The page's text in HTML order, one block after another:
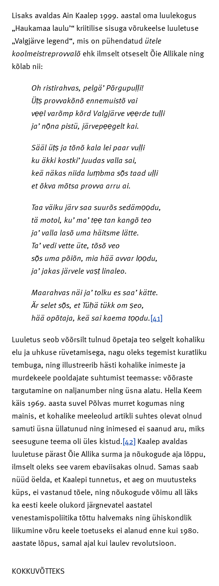
Lisaks avaldas Ain Kaalep 1999. aastal oma luulekogus
„Haukamaa laulu’“ kriitilise sisuga võrukeelse luuletuse
„Valgjärve legend“, mis on pühendatud ütele
koolmeistreprovvalõ ehk ilmselt otseselt Õie Allikale ning
kõlab nii:
Oh ristirahvas, pelgä’ Põrgupuḷḷi!
Üṭṣ provvakõnõ ennemuistõ vai
vẹẹl varõmp kõrd Valgjärve vẹẹrde tuḷḷi
ja’ nọ̃na pistü, järvepẹẹgelt kai.
Sääl üṭṣ ja tõnõ kala lei paar vuḷḷi
ku äkki kostki’ Juudas valla sai,
keä näkas niida luṃbma sọ̃s taad uḷḷi
et õkva mõtsa provva arru ai.
Taa väiku järv saa suurõs sedämọọdu,
tä motol, ku’ ma’ tẹẹ tan kangõ teo
ja’ valla lasõ uma häitsme lätte.
Ta’ vedi vette üte, tõsõ veo
sọ̃s uma põiõn, mia hää avvar lọọdu,
ja’ jakas järvele vaṣṭ linaleo.
Maarahvas näi ja’ tolku es saa’ kätte.
Är selet sọ̃s, et Tüḥä tükk om ṣeo,
hää opõtaja, keä sai kaema tọọdu.[41]
Luuletus seob võõrsilt tulnud õpetaja teo selgelt kohaliku
elu ja uhkuse rüvetamisega, nagu oleks tegemist kuratliku
tembuga, ning illustreerib hästi kohalike inimeste ja
murdekeele pooldajate suhtumist teemasse: võõraste
targutamine on naljanumber ning üsna alatu. Hella Keem
käis 1969. aasta suvel Põlvas murret kogumas ning
mainis, et kohalike meeleolud artikli suhtes olevat olnud
samuti üsna üllatunud ning inimesed ei saanud aru, miks
seesugune teema oli üles kistud.[42] Kaalep avaldas
luuletuse pärast Õie Allika surma ja nõukogude aja lõppu,
ilmselt oleks see varem ebaviisakas olnud. Samas saab
nüüd öelda, et Kaalepi tunnetus, et aeg on muutusteks
küps, ei vastanud tõele, ning nõukogude võimu all läks
ka eesti keele olukord järgnevatel aastatel
venestamispoliitika tõttu halvemaks ning ühiskondlik
liikumine võru keele toetuseks ei alanud enne kui 1980.
aastate lõpus, samal ajal kui laulev revolutsioon.
KOKKUVÕTTEKS